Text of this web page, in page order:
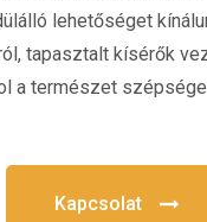
lehetőséget
tapasztalt kísérők
a természet
Kapcsolat